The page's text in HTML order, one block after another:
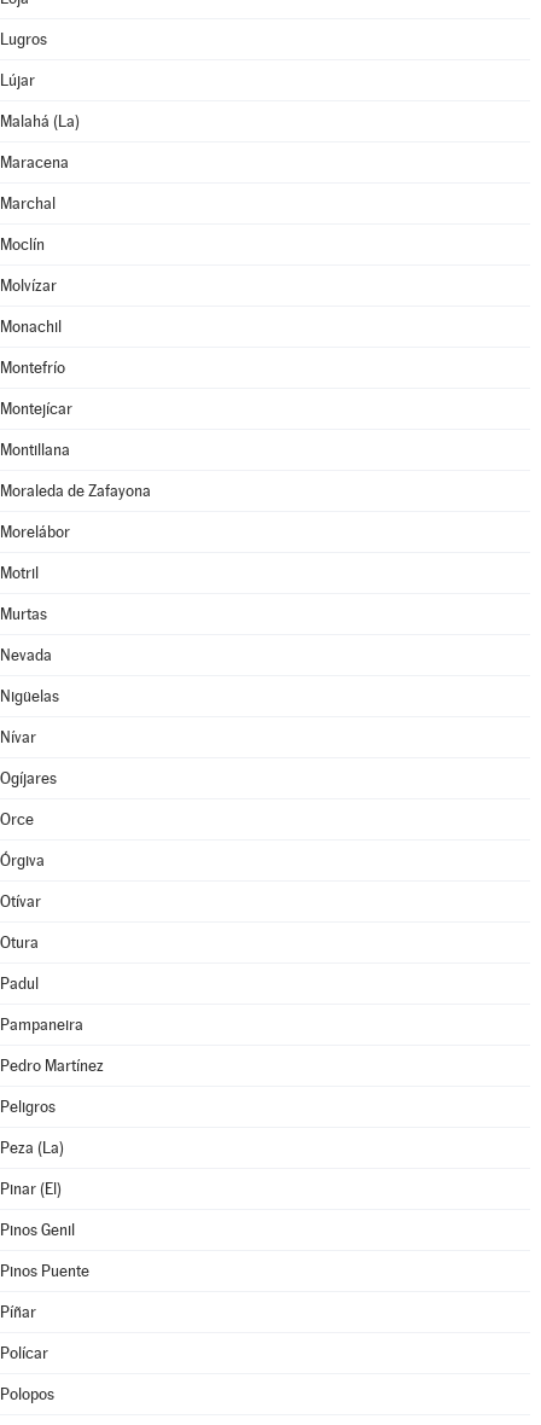
Lugros
Lújar
Malahá (La)
Maracena
Marchal
Moclín
Molvízar
Monachil
Montefrío
Montejícar
Montillana
Moraleda de Zafayona
Morelábor
Motril
Murtas
Nevada
Nigüelas
Nívar
Ogíjares
Orce
Órgiva
Otívar
Otura
Padul
Pampaneira
Pedro Martínez
Peligros
Peza (La)
Pinar (El)
Pinos Genil
Pinos Puente
Píñar
Polícar
Polopos